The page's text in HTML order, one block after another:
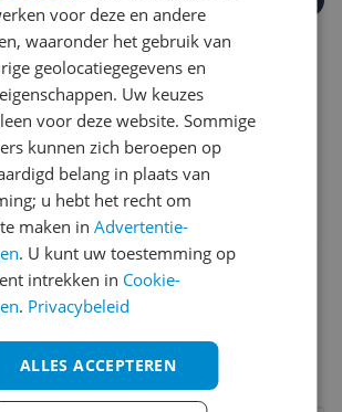
reviews geschreven
in bezit en wil je graag je mening
hieronder met het schrijven van je
van de details duurt het schrijven
tussen de 3 en 10 minuten.
help je andere bezoekers een betere
maak je iedere maand kans op
de actievoorwaarden.
dit product?
voor deze en andere
waaronder het gebruik van
geolocatiegegevens en
Uw keuzes
voor deze website. Sommige
kunnen zich beroepen op
belang in plaats van
u hebt het recht om
maken inAdvertentie-
. U kunt uw toestemming op
intrekken in Cookie-
. Privacybeleid
ALLES ACCEPTEREN